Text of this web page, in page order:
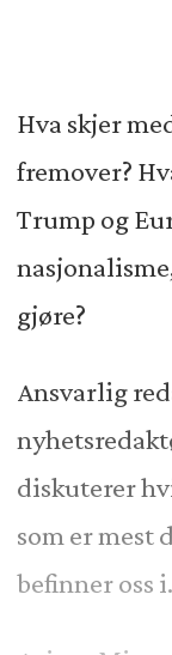
Hva skjer
fremover?
Trump og
gjøre?
Ansvarlig
diskuterer
som er mest
befinner oss i.